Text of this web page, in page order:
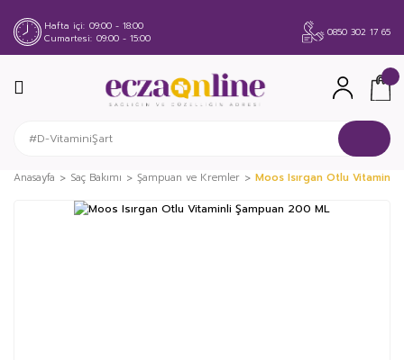
Hafta içi 09:00 - 18:00
Cumartesi 09:00 - 15:00 0850 302 17 65
Anasayfa Saç Bakımı Şampuan ve Kremler Moos Isırgan Otlu Vitaminli